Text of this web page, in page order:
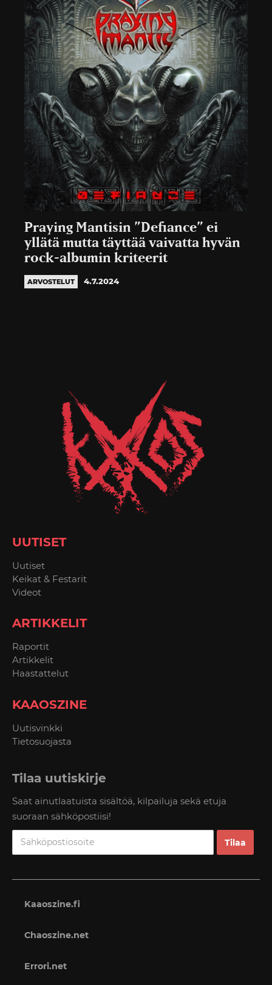
Praying Mantisin ”Defiance” ei
yllätä mutta täyttää vaivatta hyvän
rock-albumin kriteerit
ARVOSTELUT 4.7.2024
UUTISET
Uutiset
Keikat & Festarit
Videot
ARTIKKELIT
Raportit
Artikkelit
Haastattelut
KAAOSZINE
Uutisvinkki
Tietosuojasta
Tilaa uutiskirje
Saat ainutlaatuista sisältöä, kilpailuja sekä etuja
suoraan sähköpostiisi!
Kaaoszine.fi
Chaoszine.net
Errori.net